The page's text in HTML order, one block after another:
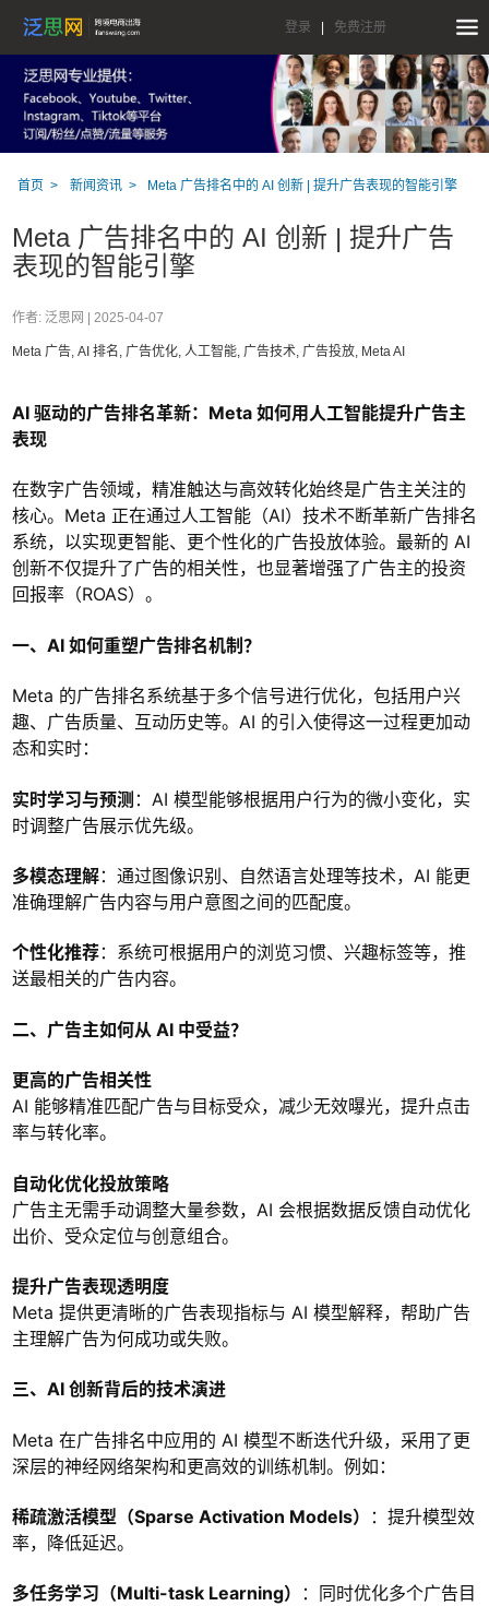
登录 免费注册
首页 新闻资讯 Meta 广告排名中的 AI 创新 | 提升广告表现的智能引擎
Meta 广告排名中的 AI 创新 | 提升广告
表现的智能引擎
作者: 泛思网 | 2025-04-07
Meta 广告, AI 排名, 广告优化, 人工智能, 广告技术, 广告投放, Meta AI
AI 驱动的广告排名革新：Meta 如何用人工智能提升广告主
表现
在数字广告领域，精准触达与高效转化始终是广告主关注的
核心。Meta 正在通过人工智能（AI）技术不断革新广告排名
系统，以实现更智能、更个性化的广告投放体验。最新的 AI
创新不仅提升了广告的相关性，也显著增强了广告主的投资
回报率（ROAS）。
一、AI 如何重塑广告排名机制？
Meta 的广告排名系统基于多个信号进行优化，包括用户兴
趣、广告质量、互动历史等。AI 的引入使得这一过程更加动
态和实时：
实时学习与预测 ：AI 模型能够根据用户行为的微小变化，实
时调整广告展示优先级。
多模态理解：通过图像识别、自然语言处理等技术，AI 能更
准确理解广告内容与用户意图之间的匹配度。
个性化推荐：系统可根据用户的浏览习惯、兴趣标签等，推
送最相关的广告内容。
二、广告主如何从 AI 中受益？
更高的广告相关性
AI 能够精准匹配广告与目标受众，减少无效曝光，提升点击
率与转化率。
自动化优化投放策略
广告主无需手动调整大量参数，AI 会根据数据反馈自动优化
出价、受众定位与创意组合。
提升广告表现透明度
Meta 提供更清晰的广告表现指标与 AI 模型解释，帮助广告
主理解广告为何成功或失败。
三、AI 创新背后的技术演进
Meta 在广告排名中应用的 AI 模型不断迭代升级，采用了更
深层的神经网络架构和更高效的训练机制。例如：
稀疏激活模型（Sparse Activation Models）
：提升模型效
率，降低延迟。
多任务学习（Multi-task Learning）
：同时优化多个广告目